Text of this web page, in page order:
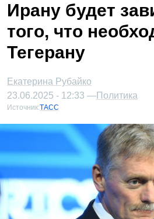
Ирану будет
того, что
Тегерану
Екатерина Рубайко
23.06.2025 - 12:33 —Политика
Источник:ТАСС